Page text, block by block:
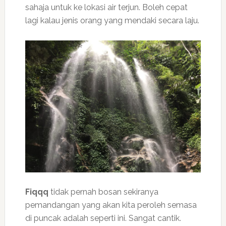
sahaja untuk ke lokasi air terjun. Boleh cepat
lagi kalau jenis orang yang mendaki secara laju.
Fiqqq tidak pernah bosan sekiranya
pemandangan yang akan kita peroleh semasa
di puncak adalah seperti ini. Sangat cantik.